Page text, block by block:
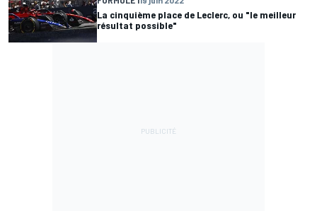
La cinquième place de Leclerc, ou "le meilleur
résultat possible"